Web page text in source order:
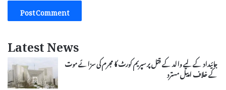
Latest News
جائیداد کے لیے والد کے قتل پر سپریم کورٹ کا مجرم کی سزائے موت
کے خلاف اپیل مسترد